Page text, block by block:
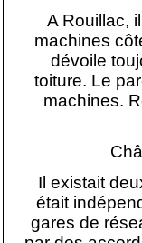
A Rouillac,
machines
dévoile
toiture. Le
machines.
Il existait
était
gares de